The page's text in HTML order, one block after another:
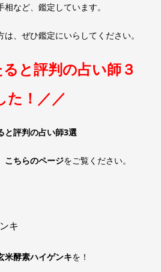
など、鑑定しています。
、ぜひ鑑定にいらしてください。
と評判の占い師３
た！／／
と評判の占い師3選
こちらのページをご覧ください。
キ
米酵素ハイゲンキを！